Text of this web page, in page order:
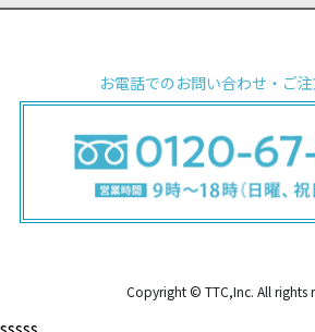
お電話でのお問い合わせ・ご
Copyright © TTC,Inc. All rights